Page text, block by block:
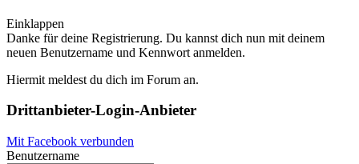
Einklappen
Danke für deine Registrierung. Du kannst dich nun mit deinem
neuen Benutzername und Kennwort anmelden.
Hiermit meldest du dich im Forum an.
Drittanbieter-Login-Anbieter
Mit Facebook verbunden
Benutzername